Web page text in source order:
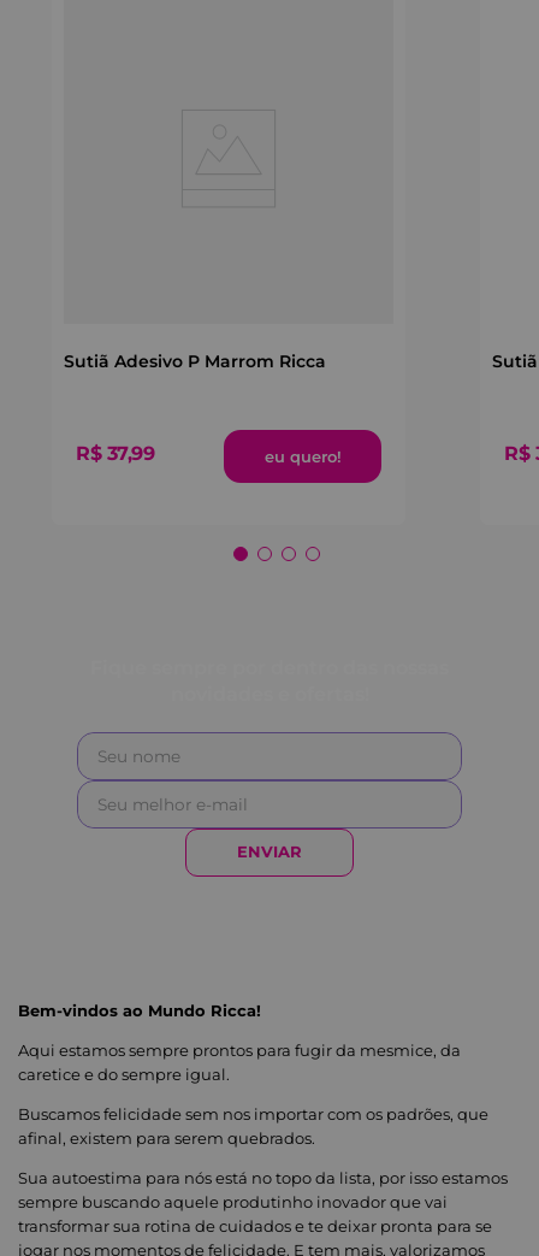
Sutiã Adesivo P Marrom Ricca
R$ 37,99 R$
ENVIAR
Bem-vindos ao Mundo Ricca!
Aqui estamos sempre prontos para fugir da mesmice, da
caretice e do sempre igual.
Buscamos felicidade sem nos importar com os padrões, que
afinal, existem para serem quebrados.
Sua autoestima para nós está no topo da lista, por isso estamos
sempre buscando aquele produtinho inovador que vai
transformar sua rotina de cuidados e te deixar pronta para se
jogar nos momentos de felicidade. E tem mais, valorizamos